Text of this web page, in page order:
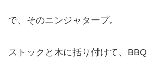
で、そのニンジャタープ。
ストックと木に括り付けて、BBQ